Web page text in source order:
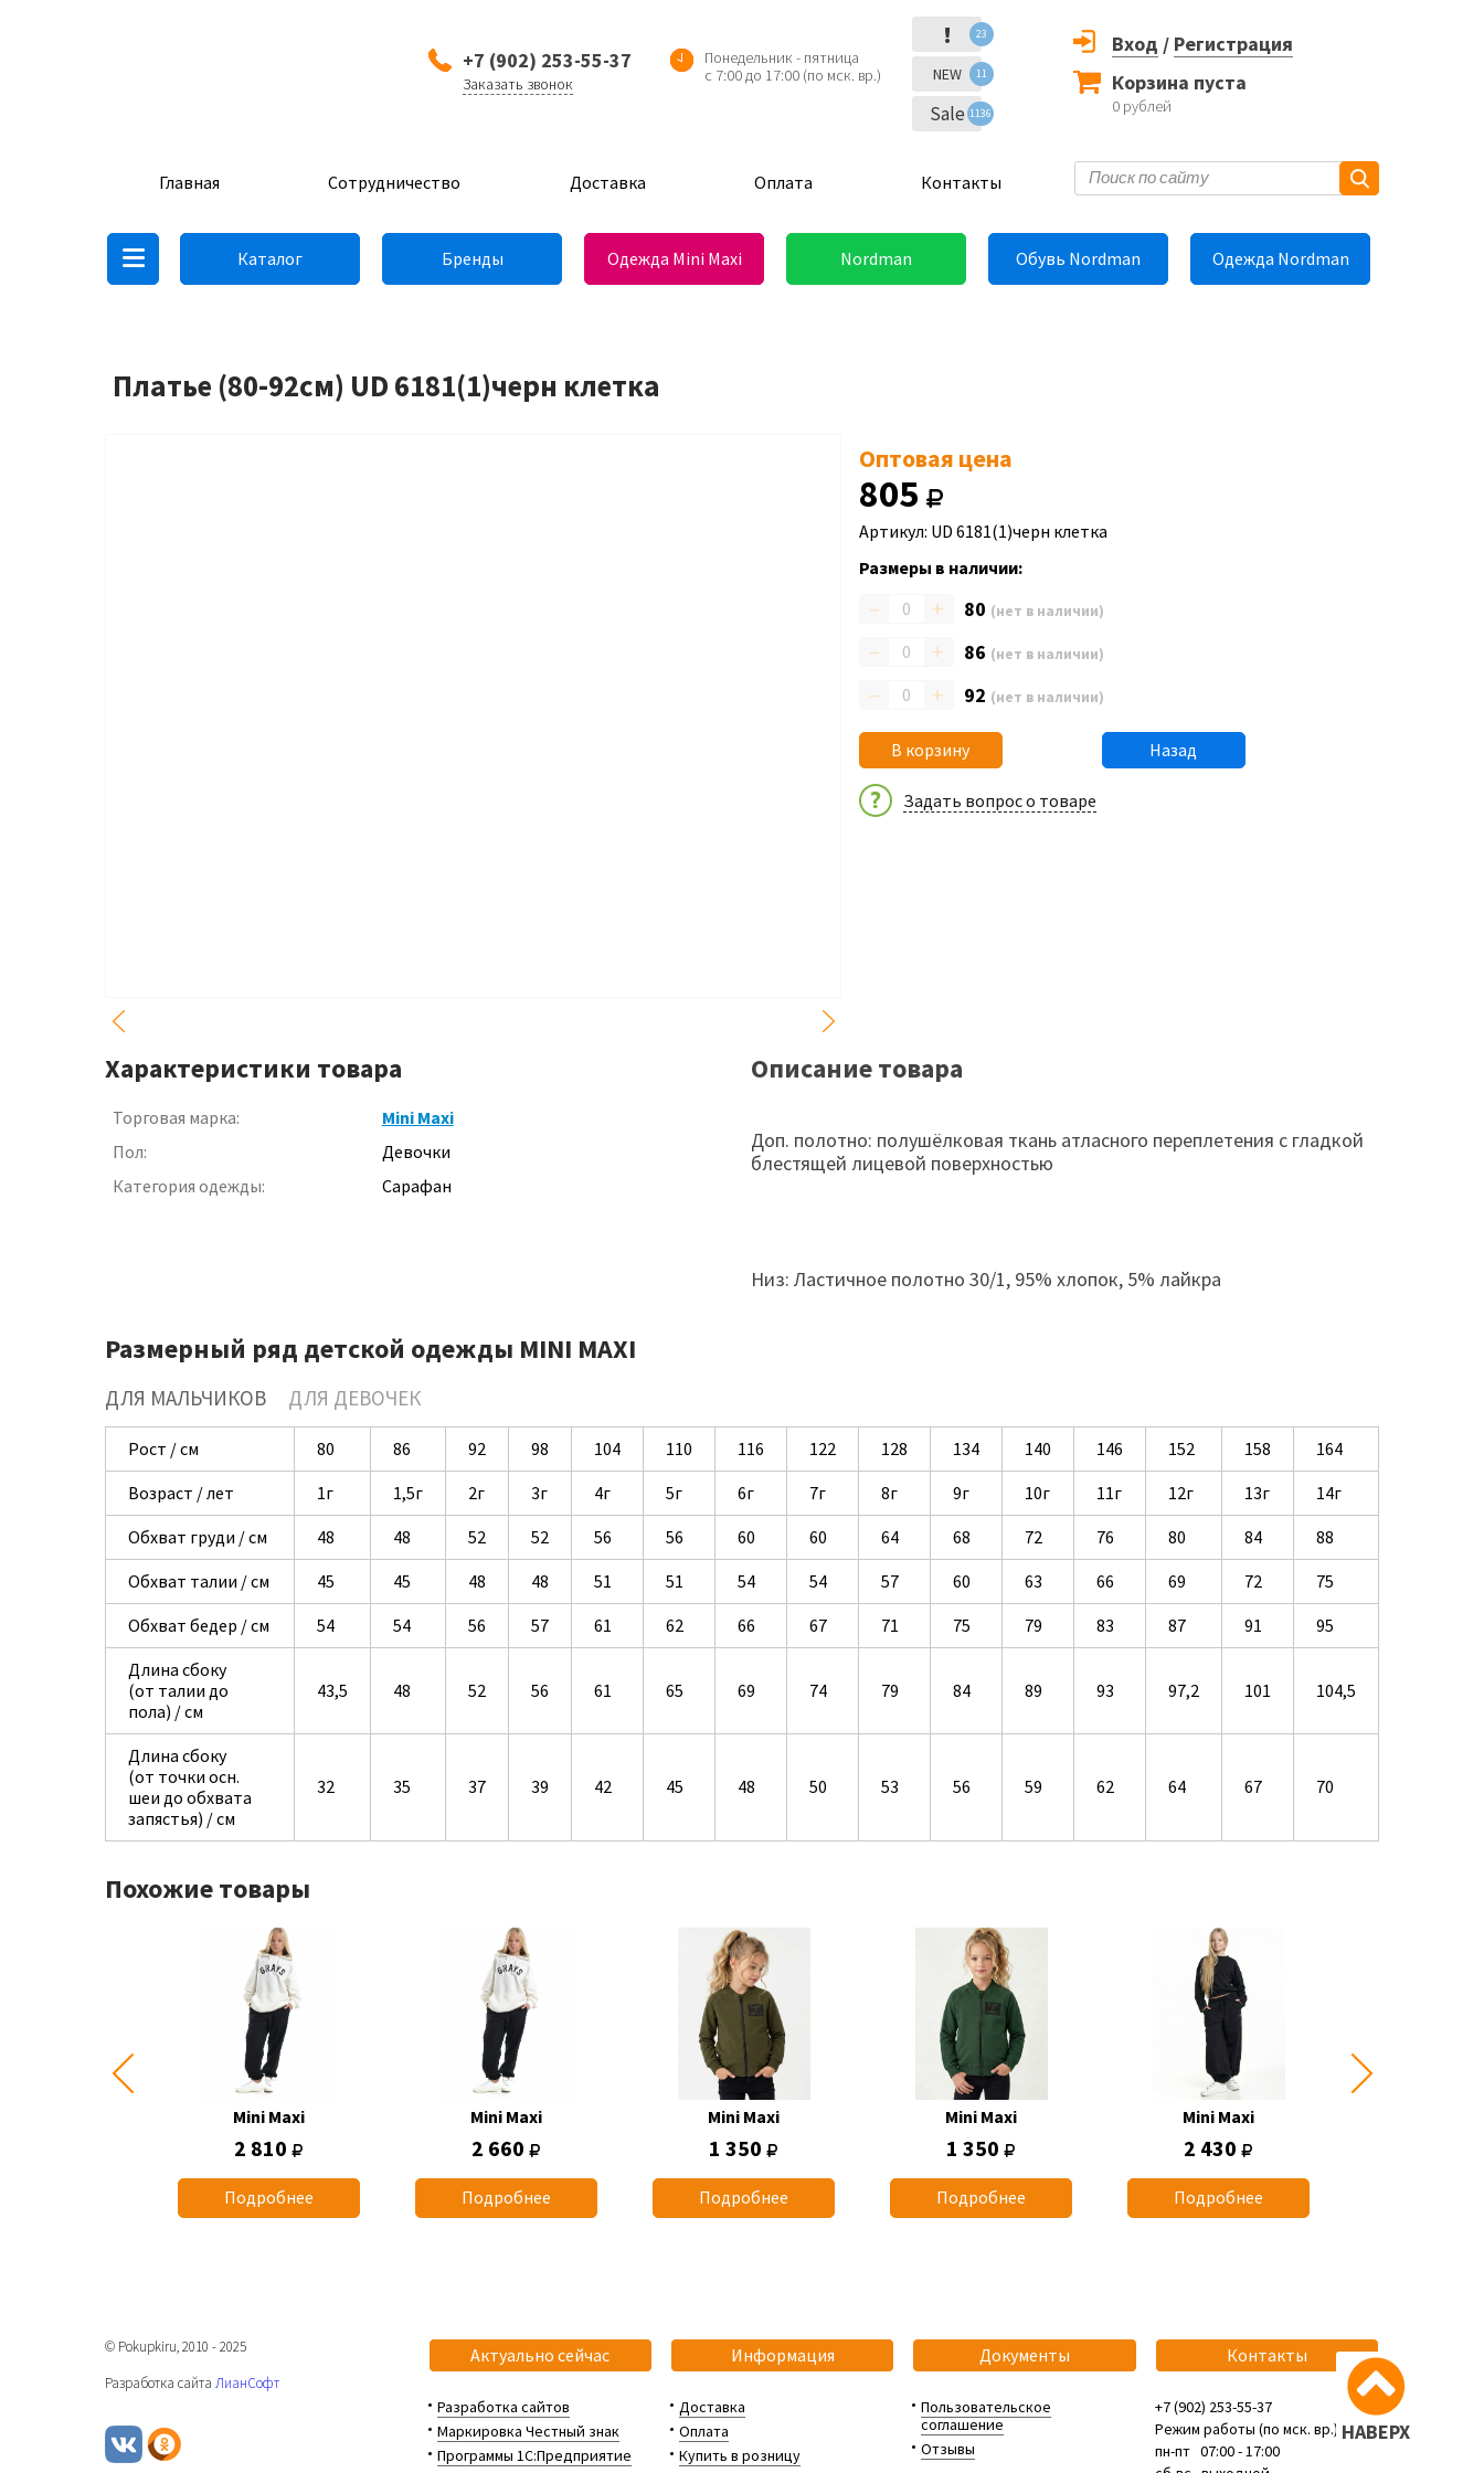
+7 (902) 253-55-37
Заказать звонок
Понедельник - пятница
с 7:00 до 17:00 (по мск. вр.)
! 23
NEW 11
Sale 1136
Вход / Регистрация
Корзина пуста
0 рублей
Главная Сотрудничество Доставка Оплата Контакты
Каталог Бренды Одежда Mini Maxi Nordman Обувь Nordman Одежда Nordman
Платье (80-92см) UD 6181(1)черн клетка
Оптовая цена
805
Артикул: UD 6181(1)черн клетка
Размеры в наличии:
– + 80 (нет в наличии)
– + 86 (нет в наличии)
– + 92 (нет в наличии)
В корзину Назад
Задать вопрос о товаре
Характеристики товара
Торговая марка:
Mini Maxi
Пол:
Девочки
Категория одежды:
Сарафан
Описание товара
Доп. полотно: полушёлковая ткань атласного переплетения с гладкой
блестящей лицевой поверхностью
Низ: Ластичное полотно 30/1, 95% хлопок, 5% лайкра
Размерный ряд детской одежды MINI MAXI
ДЛЯ МАЛЬЧИКОВ ДЛЯ ДЕВОЧЕК
Рост / см 80 86 92 98 104 110 116 122 128 134 140 146 152 158
164
Возраст / лет
1г 1,5г 2г 3г 4г 5г 6г 7г 8г 9г 10г 11г 12г 13г
14г
Обхват груди / см
48 48 52 52 56 56 60 60 64 68 72 76 80 84
88
Обхват талии / см
45 45 48 48 51 51 54 54 57 60 63 66 69 72
75
Обхват бедер / см
54 54 56 57 61 62 66 67 71 75 79 83 87 91
95
Длина сбоку
(от талии до
пола) / см
43,5 48 52 56 61 65 69 74 79 84 89 93 97,2 101 104,5
Длина сбоку
(от точки осн.
шеи до обхвата
запястья) / см
32 35 37 39 42 45 48 50 53 56 59 62 64 67 70
Похожие товары
Mini Maxi
2 810
Подробнее
Mini Maxi
2 660
Подробнее
Mini Maxi
1 350
Подробнее
Mini Maxi
1 350
Подробнее
Mini Maxi
2 430
Подробнее
НАВЕРХ
Актуально сейчас
Разработка сайтов
Маркировка Честный знак
Программы 1С:Предприятие
Информация
Доставка
Оплата
Купить в розницу
Документы
Пользовательское
соглашение
Отзывы
Контакты
+7 (902) 253-55-37
Режим работы (по мск. вр.):
пн-пт 07:00 - 17:00
© Pokupkiru, 2010 - 2025
Разработка сайта ЛианСофт